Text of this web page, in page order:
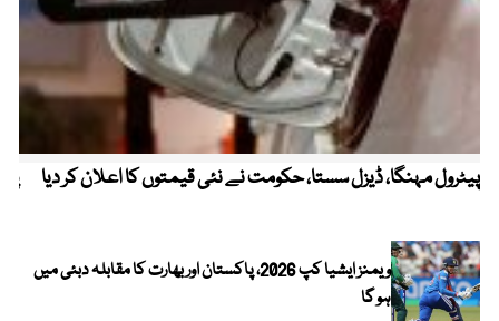
پیٹرول مہنگا، ڈیزل سستا، حکومت نے نئی قیمتوں کا اعلان کر دیا
ویمنز ایشیا کپ 2026، پاکستان اور بھارت کا مقابلہ دبئی میں
ہو گا